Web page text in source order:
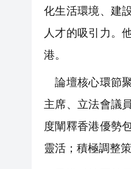
化生活環境、建
人才的吸引力。
港。
論壇核心環節
主席、立法會議
度闡釋香港優勢
靈活；積極調整